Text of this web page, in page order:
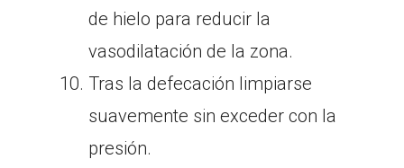
de hielo para reducir la
vasodilatación de la zona.
Tras la defecación limpiarse
suavemente sin exceder con la
presión.